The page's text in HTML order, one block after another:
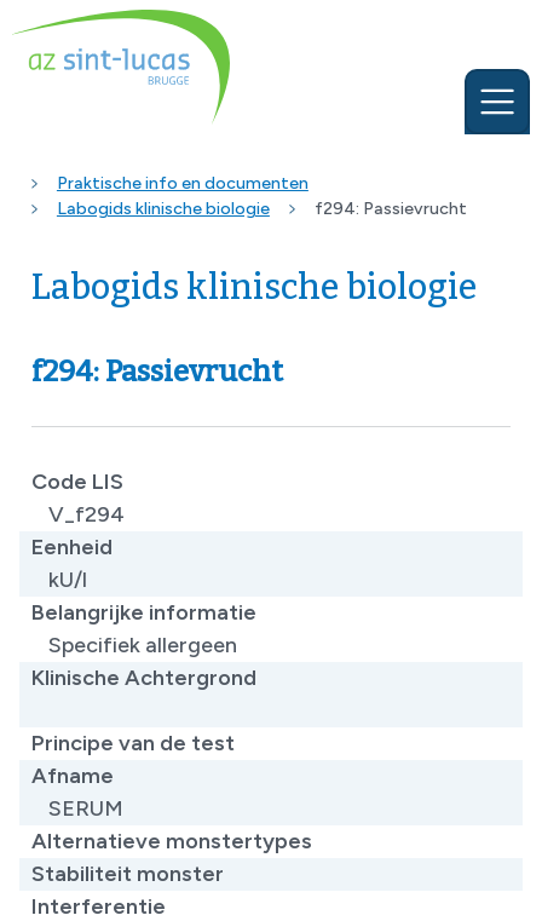
Praktische info en documenten
Labogids klinische biologie
f294: Passievrucht
Labogids klinische biologie
f294: Passievrucht
Code LIS
V_f294
Eenheid
kU/l
Belangrijke informatie
Specifiek allergeen
Klinische Achtergrond
Principe van de test
Afname
SERUM
Alternatieve monstertypes
Stabiliteit monster
Interferentie